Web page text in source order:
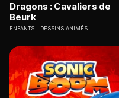
Dragons : Cavaliers de
Beurk
ENFANTS DESSINS ANIMÉS